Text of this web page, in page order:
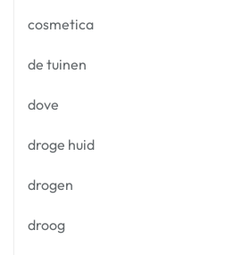
cosmetica
de tuinen
dove
droge huid
drogen
droog